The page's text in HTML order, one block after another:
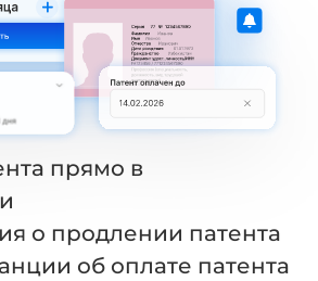
прямо в
о продлении патента
об оплате патента